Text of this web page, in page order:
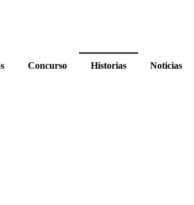
Concurso Historias Noticias